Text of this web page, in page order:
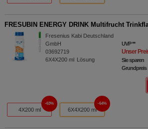
FRESUBIN ENERGY DRINK Multifrucht
Fresenius Kabi Deutschland
GmbH
03692719
6X4X200 ml Lösung
UVP**
Unser
Sie sparen
Grundpreis
4X200 ml
63%
6X4X200 ml
64%